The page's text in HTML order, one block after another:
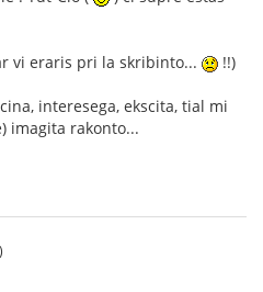
vi eraris pri la skribinto... !!)
interesega, ekscita, tial mi
imagita rakonto...
)